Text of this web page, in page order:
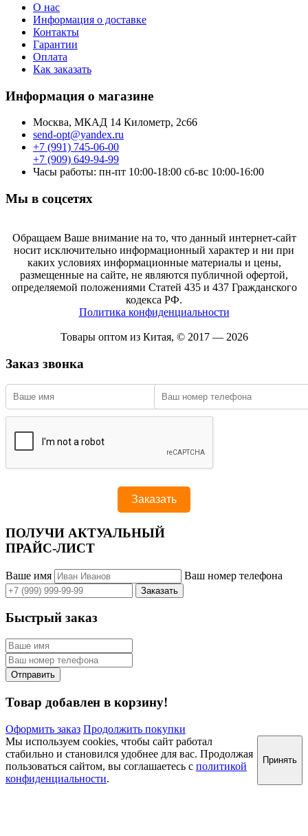
О нас
Информация о доставке
Контакты
Гарантии
Оплата
Как заказать
Информация о магазине
Москва, МКАД 14 Километр, 2с66
send-opt@yandex.ru
+7 (991) 745-06-00
+7 (909) 649-94-99
Часы работы: пн-пт 10:00-18:00 сб-вс 10:00-16:00
Мы в соцсетях
Обращаем Ваше внимание на то, что данный интернет-сайт
носит исключительно информационный характер и ни при
каких условиях информационные материалы и цены,
размещенные на сайте, не являются публичной офертой,
определяемой положениями Статей 435 и 437 Гражданского
кодекса РФ.
Политика конфиденциальности
Товары оптом из Китая, © 2017 — 2026
Заказ звонка
ПОЛУЧИ АКТУАЛЬНЫЙ
ПРАЙС-ЛИСТ
Ваше имя Ваш номер телефона
Быстрый заказ
Товар добавлен в корзину!
Оформить заказ Продолжить покупки
Мы используем cookies, чтобы сайт работал
стабильно и становился удобнее для вас. Продолжая
пользоваться сайтом, вы соглашаетесь с политикой
конфиденциальности.
Принять